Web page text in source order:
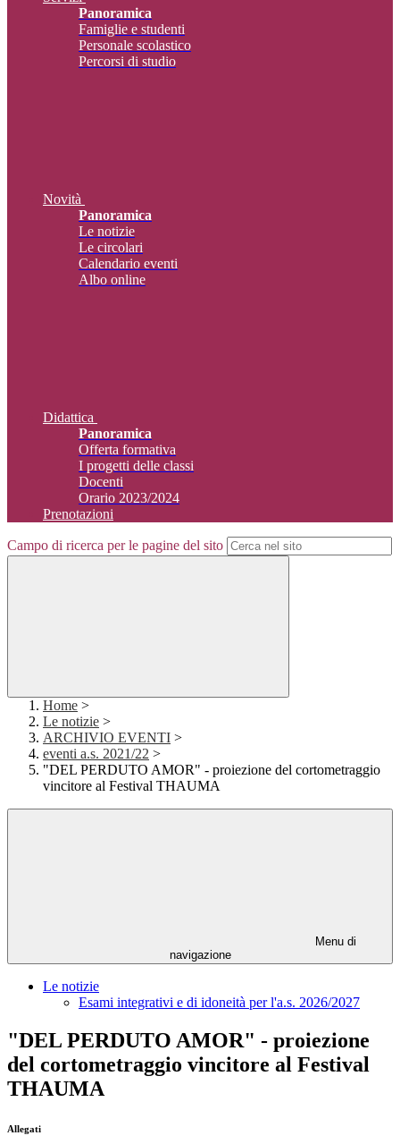
Panoramica
Famiglie e studenti
Personale scolastico
Percorsi di studio
Novità
Panoramica
Le notizie
Le circolari
Calendario eventi
Albo online
Didattica
Panoramica
Offerta formativa
I progetti delle classi
Docenti
Orario 2023/2024
Prenotazioni
Campo di ricerca per le pagine del sito
Home >
Le notizie >
ARCHIVIO EVENTI >
eventi a.s. 2021/22 >
"DEL PERDUTO AMOR" - proiezione del cortometraggio
vincitore al Festival THAUMA
Menu di
navigazione
Le notizie
Esami integrativi e di idoneità per l'a.s. 2026/2027
"DEL PERDUTO AMOR" - proiezione
del cortometraggio vincitore al Festival
THAUMA
Allegati